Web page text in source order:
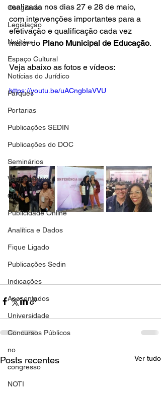
Congresso
Legislação
Notícias
Espaço Cultural
Notícias do Jurídico
Parques
Portarias
Publicações SEDIN
Publicações do DOC
Seminários
Vencimentos
CRM
Publicidade Online
Analítica e Dados
Fique Ligado
Publicações Sedin
Indicações
Aposentados
Universidade
Concursos Públicos
no
congresso
NOTI
realizada nos dias 27 e 28 de maio,
com intervenções importantes para a
efetivação e qualificação cada vez
maior do Plano Municipal de Educação.
Veja abaixo as fotos e vídeos:
https://youtu.be/uACngbIaVVU
Posts recentes Ver tudo